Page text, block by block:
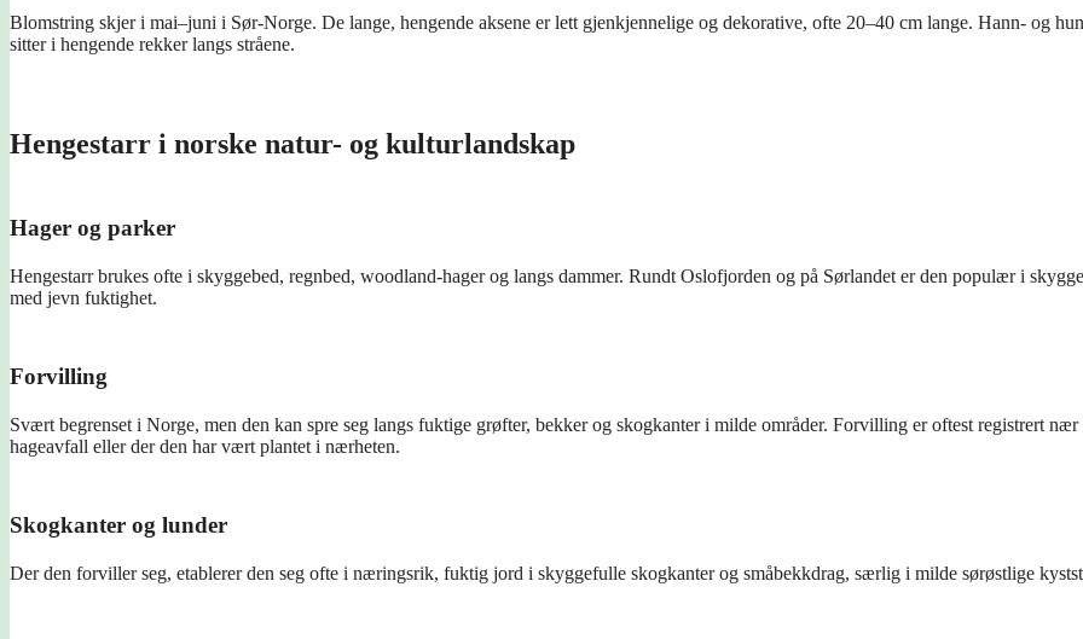
Blomstring skjer i mai–juni i Sør-Norge. De lange, hengende aksene er lett gjenkjennelige og dekorative, ofte 20–40 cm lange. Hann- og
sitter i hengende rekker langs stråene.
Hengestarr i norske natur- og kulturlandskap
Hager og parker
Hengestarr brukes ofte i skyggebed, regnbed, woodland-hager og langs dammer. Rundt Oslofjorden og på Sørlandet er den populær i
med jevn fuktighet.
Forvilling
Svært begrenset i Norge, men den kan spre seg langs fuktige grøfter, bekker og skogkanter i milde områder. Forvilling er oftest registrert nær
hageavfall eller der den har vært plantet i nærheten.
Skogkanter og lunder
Der den forviller seg, etablerer den seg ofte i næringsrik, fuktig jord i skyggefulle skogkanter og småbekkdrag, særlig i milde sørøstlige